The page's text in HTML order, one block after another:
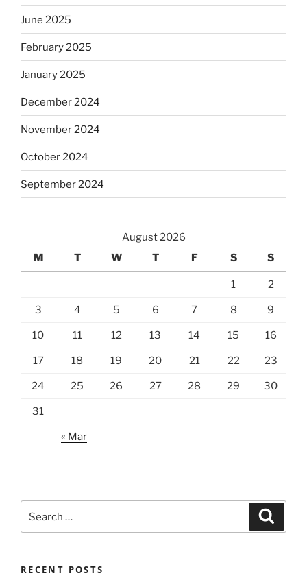
June 2025
February 2025
January 2025
December 2024
November 2024
October 2024
September 2024
August 2026
M
T W T F S S
1 2
3 4 5 6 7 8 9
10 11 12 13 14 15 16
17 18 19 20 21 22 23
24 25 26 27 28 29 30
31
« Mar
for:
RECENT POSTS